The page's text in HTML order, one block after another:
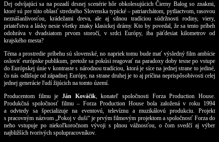
Dej odvíjajúci sa na pozadí drsnej scenérie hôr obkolesujúcich Čierny Balog so znakmi,
ktoré sú pre túto oblasť stredného Slovenska typické – patriarchátom, pytliactvom, rasovou
neznášanlivosťou, krádežami dreva, ale aj silnou tradíciou súdržnosti rodiny, viery,
priateľstva a lásky nesie všetky znaky klasickej drámy. Kto by povedal, že sa tento príbeh
odohráva v dvadsiatom prvom storočí, v srdci Európy, iba päťdesiat kilometrov od
krajského mesta?
Téma a prostredie príbehu sú slovenské, no napriek tomu bude mať výsledný film ambície
osloviť európske publikum, pretože sa pokúsi reagovať na paradoxy doby tesne po vstupe
do Európskej únie v kontraste s národnou tradíciou, ktorá je síce na jednej strane to jediné,
čo nás odlišuje od západnej Európy, na strane druhej je to aj príčina neprispôsobivosti celej
jednej generácie ľudí žijúcich na tomto území.
Producentom filmu je Ján Kováčik, konateľ spoločnosti Forza Production House.
Produkčná spoločnosť filmu – Forza Production House bola založená v roku 1994
a odvtedy sa špecializuje na eventovú, televíznu a muzikálovú produkciu. Projekt
s pracovným názvom „Pokoj v duši“ je prvým filmovým projektom a spoločnosť Forza do
neho vstupuje po niekoľkoročnom vývoji s plnou vážnosťou, o čom svedčí aj výber
najbližších tvorivých spolupracovníkov.